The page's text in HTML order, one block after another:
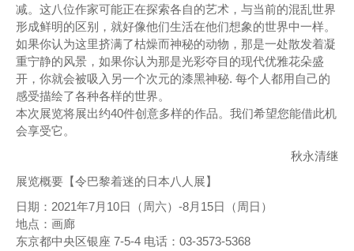
减。这八位作家可能正在探索各自的艺术，与当前的混乱世界
形成鲜明的区别，就好像他们生活在他们想象的世界中一样。
如果你认为这里挤满了枯燥而神秘的动物，那是一处散发着凝
重宁静的风景，如果你认为那是光彩夺目的现代优雅花朵盛
开，你就会被吸入另一个次元的漆黑神秘. 每个人都用自己的
感受描绘了各种各样的世界。
本次展览将展出约40件创意多样的作品。我们希望您能借此机
会享受它。
秋永清继
展览概要【令巴黎着迷的日本八人展】
日期：2021年7月10日（周六）-8月15日（周日）
地点：画廊
东京都中央区银座 7-5-4 电话：03-3573-5368